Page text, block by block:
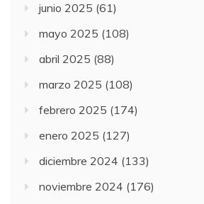
junio 2025 (61)
mayo 2025 (108)
abril 2025 (88)
marzo 2025 (108)
febrero 2025 (174)
enero 2025 (127)
diciembre 2024 (133)
noviembre 2024 (176)